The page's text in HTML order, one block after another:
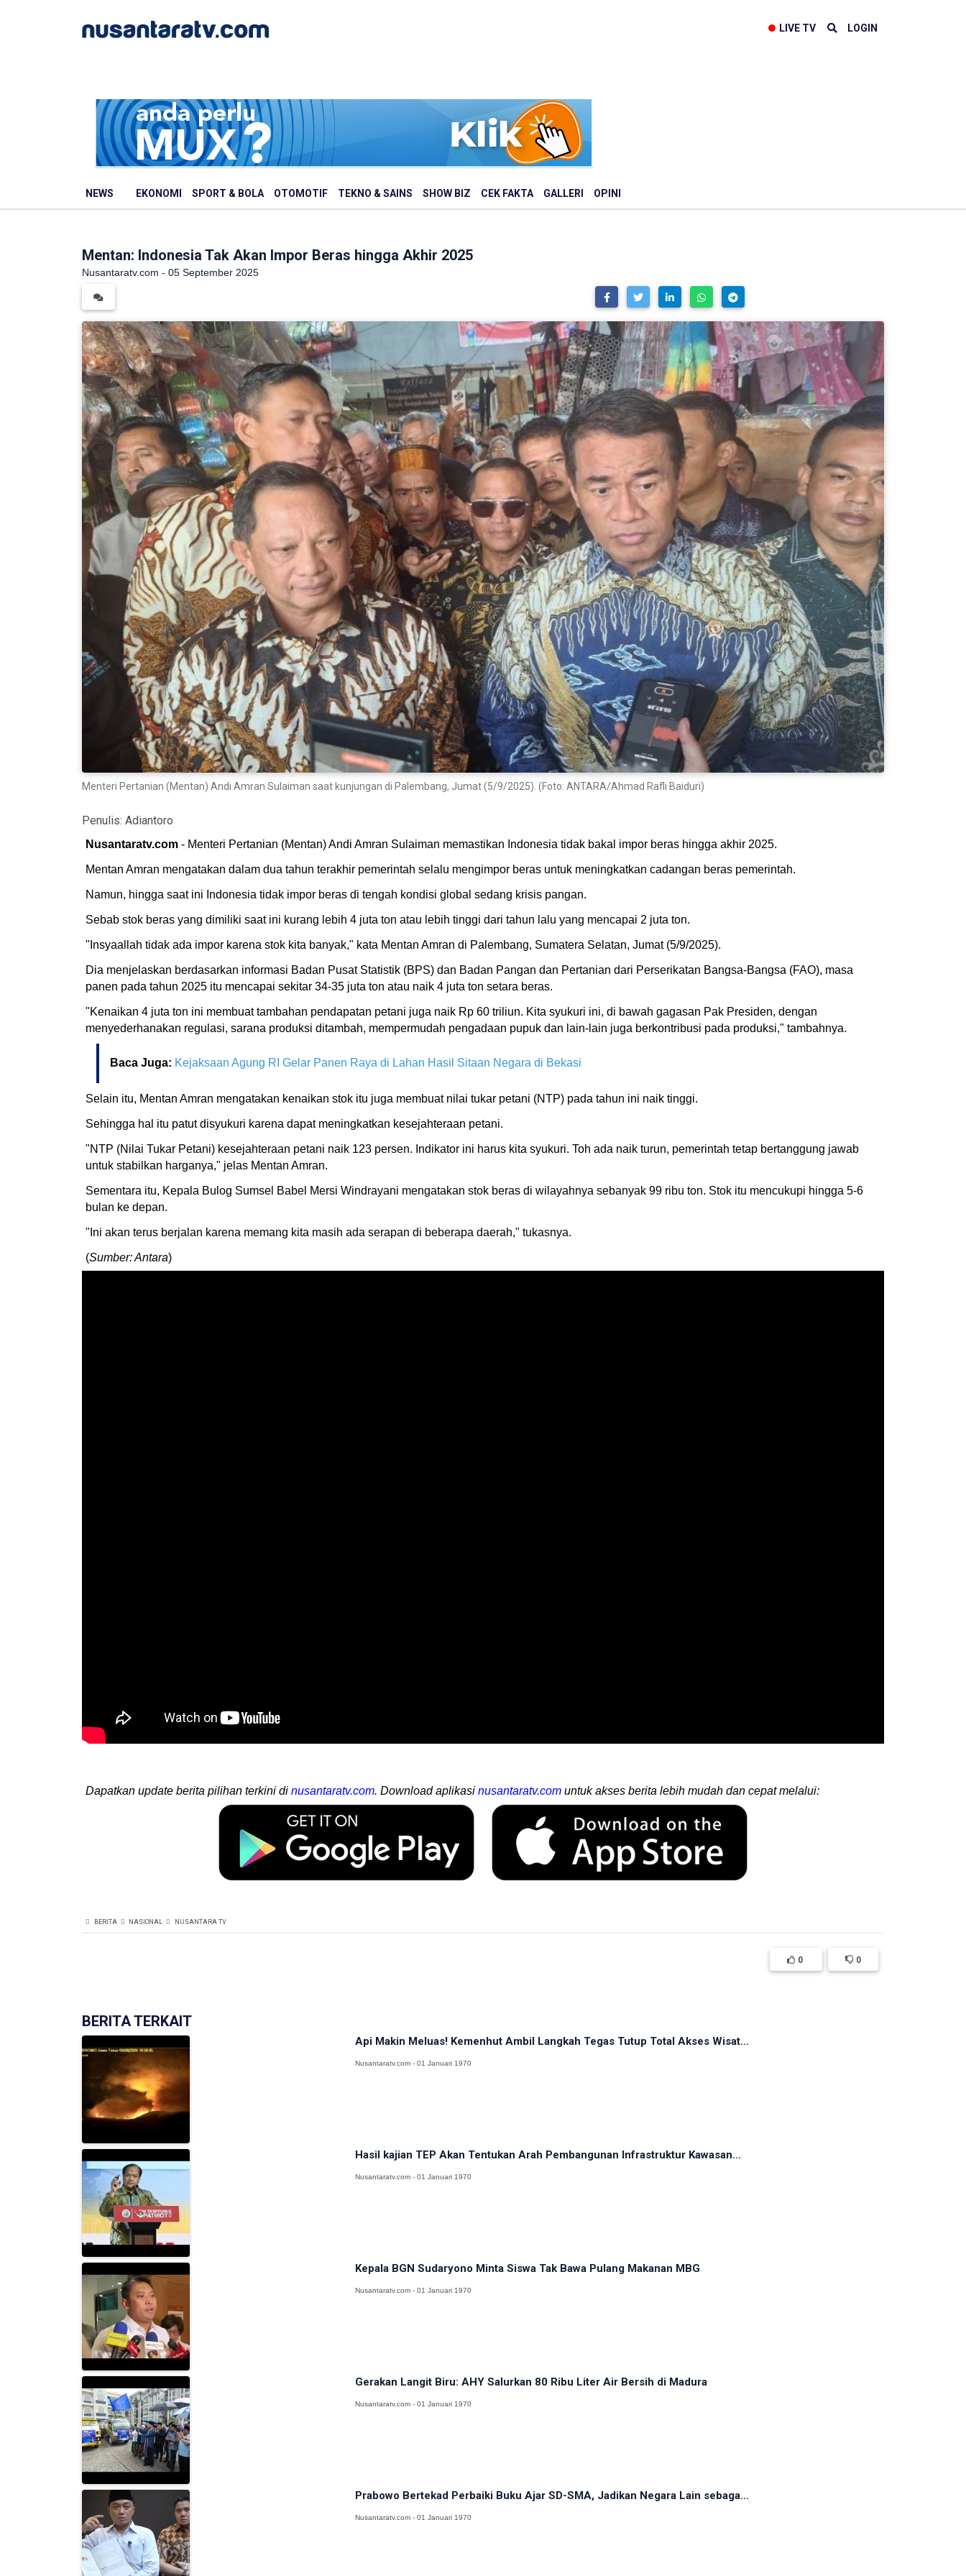
LIVE TV LOGIN
NEWS EKONOMI SPORT & BOLA OTOMOTIF TEKNO & SAINS SHOW BIZ CEK FAKTA GALLERI OPINI
Mentan: Indonesia Tak Akan Impor Beras hingga Akhir 2025
Nusantaratv.com - 05 September 2025
Menteri Pertanian (Mentan) Andi Amran Sulaiman saat kunjungan di Palembang, Jumat (5/9/2025). (Foto: ANTARA/Ahmad Rafli Baiduri)
Penulis: Adiantoro
Nusantaratv.com - Menteri Pertanian (Mentan) Andi Amran Sulaiman memastikan Indonesia tidak bakal impor beras hingga akhir 2025.
Mentan Amran mengatakan dalam dua tahun terakhir pemerintah selalu mengimpor beras untuk meningkatkan cadangan beras pemerintah.
Namun, hingga saat ini Indonesia tidak impor beras di tengah kondisi global sedang krisis pangan.
Sebab stok beras yang dimiliki saat ini kurang lebih 4 juta ton atau lebih tinggi dari tahun lalu yang mencapai 2 juta ton.
"Insyaallah tidak ada impor karena stok kita banyak," kata Mentan Amran di Palembang, Sumatera Selatan, Jumat (5/9/2025).
Dia menjelaskan berdasarkan informasi Badan Pusat Statistik (BPS) dan Badan Pangan dan Pertanian dari Perserikatan Bangsa-Bangsa (FAO), masa
panen pada tahun 2025 itu mencapai sekitar 34-35 juta ton atau naik 4 juta ton setara beras.
"Kenaikan 4 juta ton ini membuat tambahan pendapatan petani juga naik Rp 60 triliun. Kita syukuri ini, di bawah gagasan Pak Presiden, dengan
menyederhanakan regulasi, sarana produksi ditambah, mempermudah pengadaan pupuk dan lain-lain juga berkontribusi pada produksi," tambahnya.
Baca Juga: Kejaksaan Agung RI Gelar Panen Raya di Lahan Hasil Sitaan Negara di Bekasi
Selain itu, Mentan Amran mengatakan kenaikan stok itu juga membuat nilai tukar petani (NTP) pada tahun ini naik tinggi.
Sehingga hal itu patut disyukuri karena dapat meningkatkan kesejahteraan petani.
"NTP (Nilai Tukar Petani) kesejahteraan petani naik 123 persen. Indikator ini harus kita syukuri. Toh ada naik turun, pemerintah tetap bertanggung jawab
untuk stabilkan harganya," jelas Mentan Amran.
Sementara itu, Kepala Bulog Sumsel Babel Mersi Windrayani mengatakan stok beras di wilayahnya sebanyak 99 ribu ton. Stok itu mencukupi hingga 5-6
bulan ke depan.
"Ini akan terus berjalan karena memang kita masih ada serapan di beberapa daerah," tukasnya.
(Sumber: Antara)
Dapatkan update berita pilihan terkini di nusantaratv.com. Download aplikasi nusantaratv.com untuk akses berita lebih mudah dan cepat melalui:
BERITA NASIONAL NUSANTARA TV
0 0
BERITA TERKAIT
Api Makin Meluas! Kemenhut Ambil Langkah Tegas Tutup Total Akses Wisat...
Nusantaratv.com - 01 Januari 1970
Hasil kajian TEP Akan Tentukan Arah Pembangunan Infrastruktur Kawasan...
Nusantaratv.com - 01 Januari 1970
Kepala BGN Sudaryono Minta Siswa Tak Bawa Pulang Makanan MBG
Nusantaratv.com - 01 Januari 1970
Gerakan Langit Biru: AHY Salurkan 80 Ribu Liter Air Bersih di Madura
Nusantaratv.com - 01 Januari 1970
Prabowo Bertekad Perbaiki Buku Ajar SD-SMA, Jadikan Negara Lain sebaga...
Nusantaratv.com - 01 Januari 1970